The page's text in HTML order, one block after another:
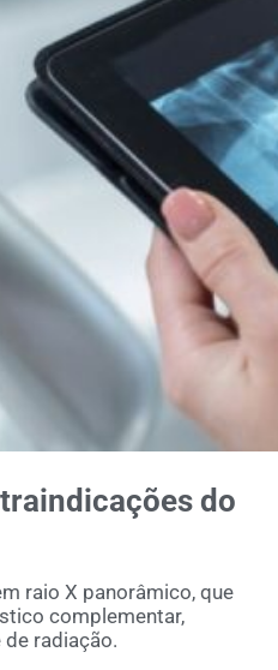
do
raio X panorâmico, que
complementar,
radiação.